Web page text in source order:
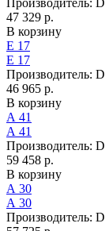
Производитель:
47 329 р.
В корзину
Е 17
Е 17
Производитель:
46 965 р.
В корзину
А 41
А 41
Производитель:
59 458 р.
В корзину
А 30
А 30
Производитель: